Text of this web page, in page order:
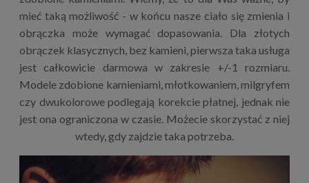
mieć taką możliwość - w końcu nasze ciało się zmienia i
obrączka może wymagać dopasowania. Dla złotych
obrączek klasycznych, bez kamieni, pierwsza taka usługa
jest całkowicie darmowa w zakresie +/-1 rozmiaru.
Modele zdobione kamieniami, młotkowaniem, milgryfem
czy dwukolorowe podlegają korekcie płatnej, jednak nie
jest ona ograniczona w czasie. Możecie skorzystać z niej
wtedy, gdy zajdzie taka potrzeba.